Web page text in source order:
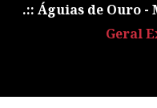
.:: Águias de Ouro -
Geral